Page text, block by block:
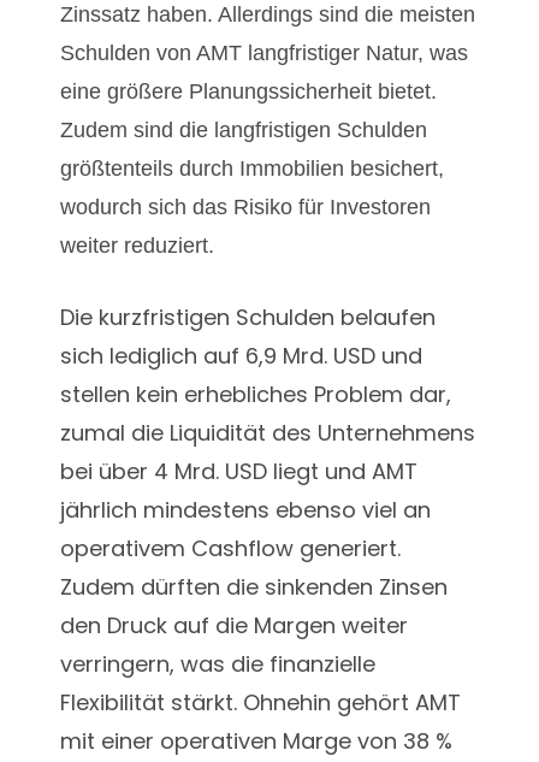
Zinssatz haben. Allerdings sind die meisten
Schulden von AMT langfristiger Natur, was
eine größere Planungssicherheit bietet.
Zudem sind die langfristigen Schulden
größtenteils durch Immobilien besichert,
wodurch sich das Risiko für Investoren
weiter reduziert.
Die kurzfristigen Schulden belaufen
sich lediglich auf 6,9 Mrd. USD und
stellen kein erhebliches Problem dar,
zumal die Liquidität des Unternehmens
bei über 4 Mrd. USD liegt und AMT
jährlich mindestens ebenso viel an
operativem Cashflow generiert.
Zudem dürften die sinkenden Zinsen
den Druck auf die Margen weiter
verringern, was die finanzielle
Flexibilität stärkt. Ohnehin gehört AMT
mit einer operativen Marge von 38 %